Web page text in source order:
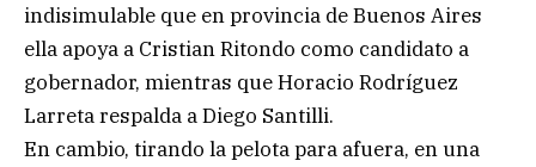
indisimulable que en provincia de Buenos Aires
ella apoya a Cristian Ritondo como candidato a
gobernador, mientras que Horacio Rodríguez
Larreta respalda a Diego Santilli.
En cambio, tirando la pelota para afuera, en una